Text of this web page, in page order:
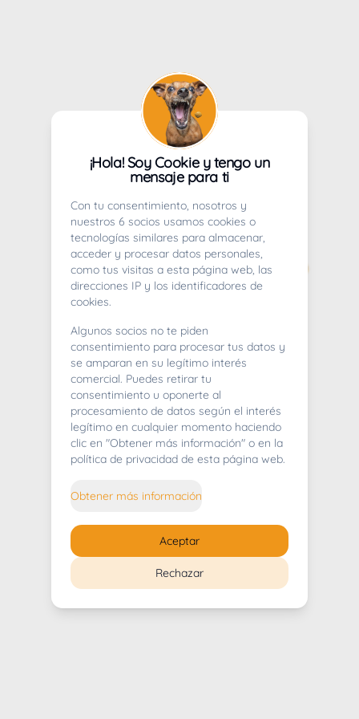
404
Whoops! Lo sentimos mucho.
¡Hola! Soy Cookie y tengo un
mensaje para ti
Con tu consentimiento, nosotros y
nuestros 6 socios usamos cookies o
tecnologías similares para almacenar,
acceder y procesar datos personales,
como tus visitas a esta página web, las
direcciones IP y los identificadores de
cookies.
Algunos socios no te piden
consentimiento para procesar tus datos y
se amparan en su legítimo interés
comercial. Puedes retirar tu
consentimiento u oponerte al
procesamiento de datos según el interés
legítimo en cualquier momento haciendo
clic en "Obtener más información" o en la
política de privacidad de esta página web.
Obtener más información
Rechazar
Aceptar